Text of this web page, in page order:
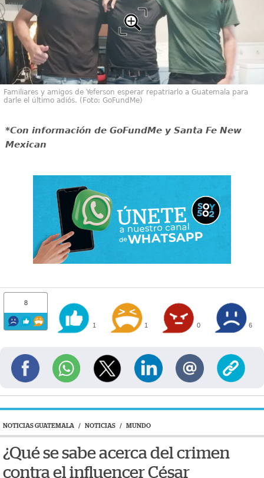
Familiares y amigos de Yeferson esperar repatriarlo a Guatemala para
darle el último adiós. (Foto: GoFundMe)
*Con información de GoFundMe y Santa Fe New
Mexican
8
1 1 0 6
NOTICIAS GUATEMALA / NOTICIAS / MUNDO
¿Qué se sabe acerca del crimen
contra el influencer César